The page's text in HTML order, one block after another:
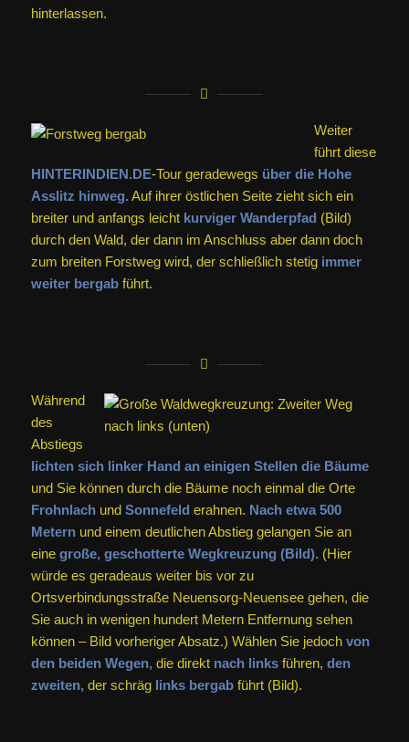
hinterlassen.
Weiter
führt diese
HINTERINDIEN.DE-Tour geradewegs über die Hohe
Asslitz hinweg. Auf ihrer östlichen Seite zieht sich ein
breiter und anfangs leicht kurviger Wanderpfad (Bild)
durch den Wald, der dann im Anschluss aber dann doch
zum breiten Forstweg wird, der schließlich stetig immer
weiter bergabführt.
Während
des
Abstiegs
lichten sich linker Hand an einigen Stellen die Bäume
und Sie können durch die Bäume noch einmal die Orte
Frohnlachund Sonnefeld erahnen. Nach etwa 500
Meternund einem deutlichen Abstieg gelangen Sie an
eine große, geschotterte Wegkreuzung (Bild). (Hier
würde es geradeaus weiter bis vor zu
Ortsverbindungsstraße Neuensorg-Neuensee gehen, die
Sie auch in wenigen hundert Metern Entfernung sehen
können – Bild vorheriger Absatz.) Wählen Sie jedoch von
den beiden Wegen,die direkt nach linksführen, den
zweiten,der schräg links bergabführt (Bild).